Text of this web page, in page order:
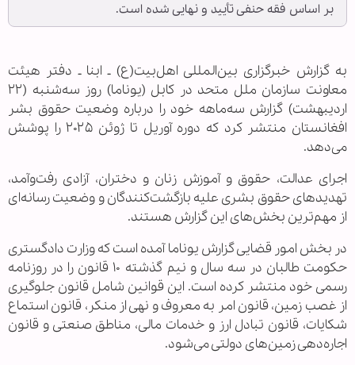
بر اساس فقه حنفی تأیید و نهایی شده است.
به گزارش خبرگزاری بین‌المللی اهل‌بیت(ع) ـ ابنا ـ دفتر هیئت
معاونت سازمان ملل متحد در کابل (یوناما) روز سه‌شنبه (۲۲
اردیبهشت) گزارش سه‌ماهه خود را درباره وضعیت حقوق بشر
افغانستان منتشر کرد که دوره آوریل تا ژوئن ۲۰۲۵ را پوشش
می‌دهد.
اجرای عدالت، حقوق و آموزش زنان و دختران، آزادی رفت‌وآمد،
تهدیدهای حقوق بشری علیه بازگشت‌کنندگان و وضعیت رسانه‌ای
از مهم‌ترین بخش‌های این گزارش هستند.
در بخش امور قضایی گزارش یوناما آمده است که وزارت دادگستری
حکومت طالبان در سه سال و نیم گذشته ۱۰ قانون را در روزنامه
رسمی خود منتشر کرده است. این قوانین شامل قانون جلوگیری
از غصب زمین، قانون امر به معروف و نهی از منکر، قانون استماع
شکایات، قانون تبادل ارز و خدمات مالی، مناطق صنعتی و قانون
اجاره‌دهی زمین‌های دولتی می‌شود.